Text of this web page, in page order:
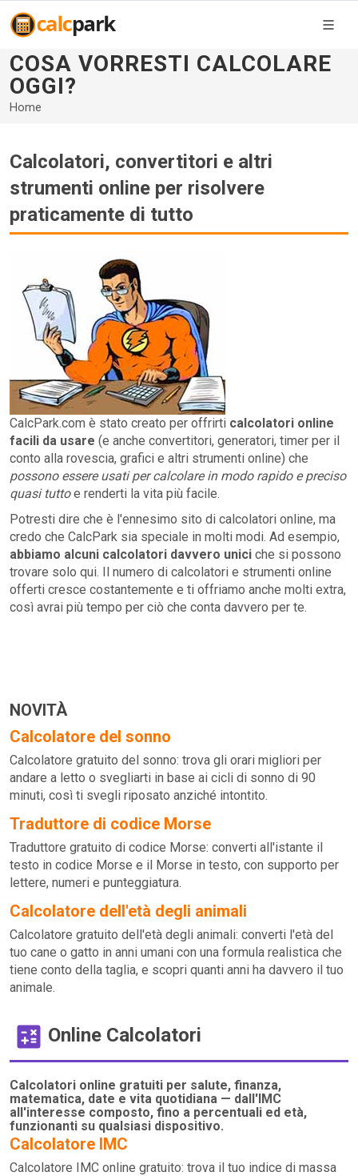
COSA VORRESTI CALCOLARE
OGGI?
Home
Calcolatori, convertitori e altri
strumenti online per risolvere
praticamente di tutto
CalcPark.com è stato creato per offrirti calcolatori online
facili da usare (e anche convertitori, generatori, timer per il
conto alla rovescia, grafici e altri strumenti online) che
possono essere usati per calcolare in modo rapido e preciso
quasi tuttoe renderti la vita più facile.
Potresti dire che è l'ennesimo sito di calcolatori online, ma
credo che CalcPark sia speciale in molti modi. Ad esempio,
abbiamo alcuni calcolatori davvero unici che si possono
trovare solo qui. Il numero di calcolatori e strumenti online
offerti cresce costantemente e ti offriamo anche molti extra,
così avrai più tempo per ciò che conta davvero per te.
NOVITÀ
Calcolatore del sonno
Calcolatore gratuito del sonno: trova gli orari migliori per
andare a letto o svegliarti in base ai cicli di sonno di 90
minuti, così ti svegli riposato anziché intontito.
Traduttore di codice Morse
Traduttore gratuito di codice Morse: converti all'istante il
testo in codice Morse e il Morse in testo, con supporto per
lettere, numeri e punteggiatura.
Calcolatore dell'età degli animali
Calcolatore gratuito dell'età degli animali: converti l'età del
tuo cane o gatto in anni umani con una formula realistica che
tiene conto della taglia, e scopri quanti anni ha davvero il tuo
animale.
Online Calcolatori
Calcolatori online gratuiti per salute, finanza,
matematica, date e vita quotidiana — dall'IMC
all'interesse composto, fino a percentuali ed età,
funzionanti su qualsiasi dispositivo.
Calcolatore IMC
Calcolatore IMC online gratuito: trova il tuo indice di massa